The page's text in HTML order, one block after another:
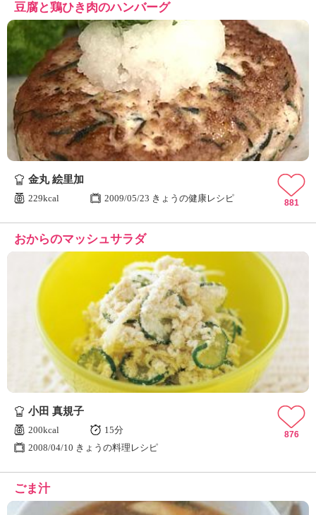
豆腐と鶏ひき肉のハンバーグ
金丸 絵里加
229kcal 2009/05/23 きょうの健康レシピ 881
おからのマッシュサラダ
小田 真規子
200kcal
15分
2008/04/10 きょうの料理レシピ
876
ごま汁